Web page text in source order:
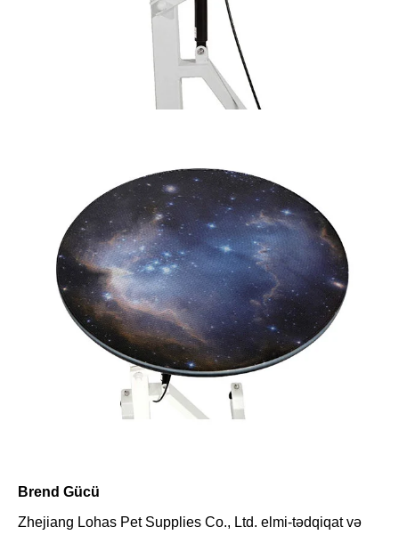
Brend Gücü
Zhejiang Lohas Pet Supplies Co., Ltd. elmi-tədqiqat və